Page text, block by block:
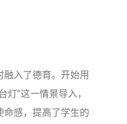
融入了德育。开始用
灯”这一情景导入，
感，提高了学生的